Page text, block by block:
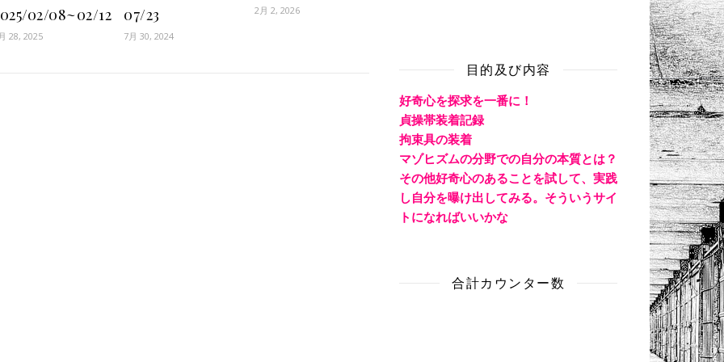
02/08~02/12
28, 2025
07/23
7月 30, 2024
2月 2, 2026
目的及び内容
好奇心を探求を一番に！
貞操帯装着記録
拘束具の装着
マゾヒズムの分野での自分の本質とは？
その他好奇心のあることを試して、実践
し自分を曝け出してみる。そういうサイ
トになればいいかな
合計カウンター数